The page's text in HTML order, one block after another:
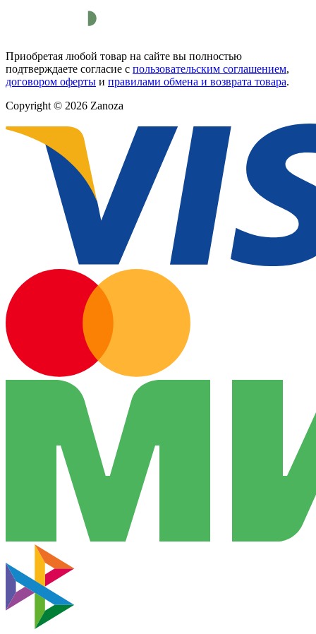
Приобретая любой товар на сайте вы полностью
подтверждаете согласие с пользовательским соглашением,
договором оферты и правилами обмена и возврата товара.
Copyright © 2026 Zanoza